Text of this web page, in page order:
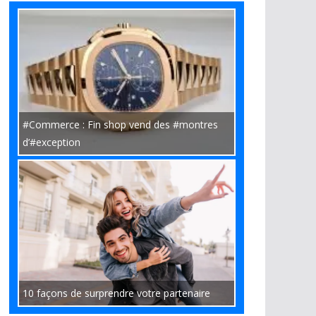
#Commerce : Fin shop vend des #montres
d’#exception
10 façons de surprendre votre partenaire